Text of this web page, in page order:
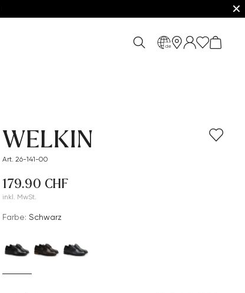
✕
de
WELKIN
Art. 26-141-00
179.90 CHF
inkl. MwSt.
Farbe: Schwarz